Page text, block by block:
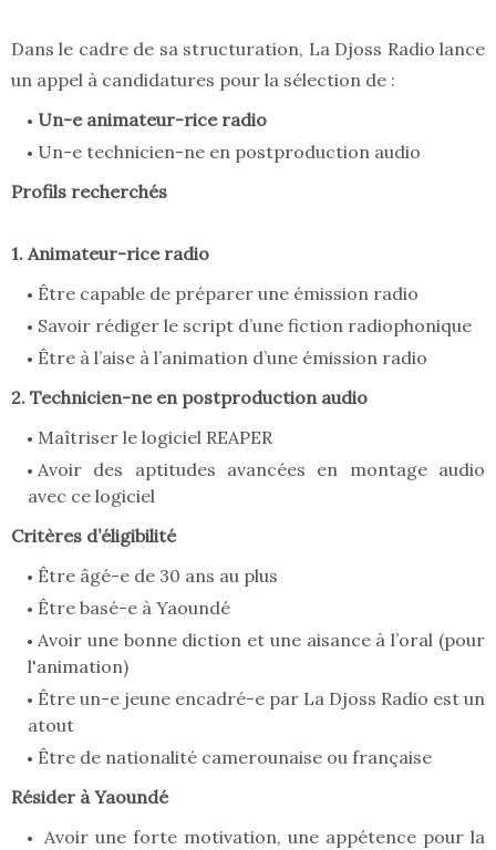
Dans le cadre de sa structuration, La Djoss Radio lance
un appel à candidatures pour la sélection de :
Un-e animateur-rice radio
Un-e technicien-ne en postproduction audio
Profils recherchés
1. Animateur-rice radio
Être capable de préparer une émission radio
Savoir rédiger le script d’une fiction radiophonique
Être à l’aise à l’animation d’une émission radio
2. Technicien-ne en postproduction audio
Maîtriser le logiciel REAPER
Avoir des aptitudes avancées en montage audio
avec ce logiciel
Critères d’éligibilité
Être âgé-e de 30 ans au plus
Être basé-e à Yaoundé
Avoir une bonne diction et une aisance à l’oral (pour
l'animation)
Être un-e jeune encadré-e par La Djoss Radio est un
atout
Être de nationalité camerounaise ou française
Résider à Yaoundé
Avoir une forte motivation, une appétence pour la